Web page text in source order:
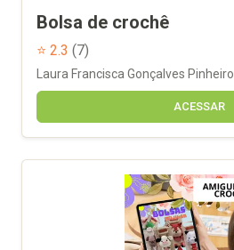
Bolsa de crochê
⭐ 2.3 (7)
Laura Francisca Gonçalves Pinheiro
ACESSAR